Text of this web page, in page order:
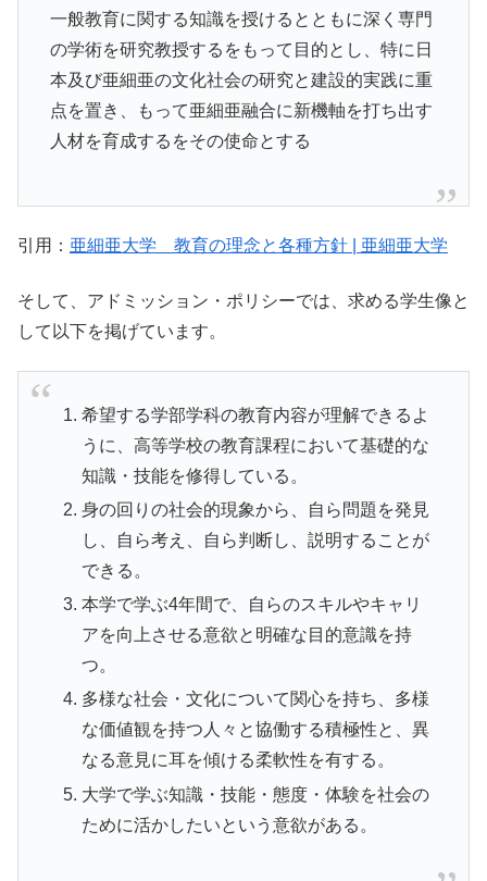
一般教育に関する知識を授けるとともに深く専門
の学術を研究教授するをもって目的とし、特に日
本及び亜細亜の文化社会の研究と建設的実践に重
点を置き、もって亜細亜融合に新機軸を打ち出す
人材を育成するをその使命とする
引用： 亜細亜大学 教育の理念と各種方針 | 亜細亜大学
そして、アドミッション・ポリシーでは、求める学生像と
して以下を掲げています。
希望する学部学科の教育内容が理解できるよ
うに、高等学校の教育課程において基礎的な
知識・技能を修得している。
身の回りの社会的現象から、自ら問題を発見
し、自ら考え、自ら判断し、説明することが
できる。
本学で学ぶ4年間で、自らのスキルやキャリ
アを向上させる意欲と明確な目的意識を持
つ。
多様な社会・文化について関心を持ち、多様
な価値観を持つ人々と協働する積極性と、異
なる意見に耳を傾ける柔軟性を有する。
大学で学ぶ知識・技能・態度・体験を社会の
ために活かしたいという意欲がある。